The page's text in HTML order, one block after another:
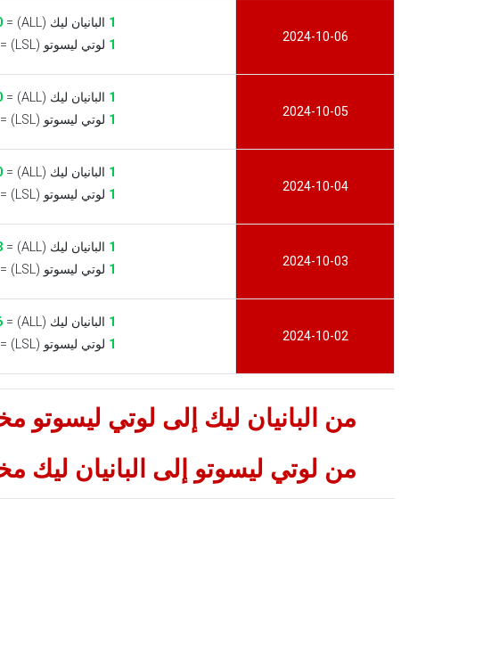
2024-10-06
1 البانيان ليك (ALL) =
1 لوتي ليسوتو (LSL) =
2024-10-05
1 البانيان ليك (ALL) =
1 لوتي ليسوتو (LSL) =
2024-10-04
1 البانيان ليك (ALL) =
1 لوتي ليسوتو (LSL) =
2024-10-03
1 البانيان ليك (ALL) =
1 لوتي ليسوتو (LSL) =
2024-10-02
1 البانيان ليك (ALL) =
1 لوتي ليسوتو (LSL) =
من البانيان ليك إلى لوتي
من لوتي ليسوتو إلى البانيان